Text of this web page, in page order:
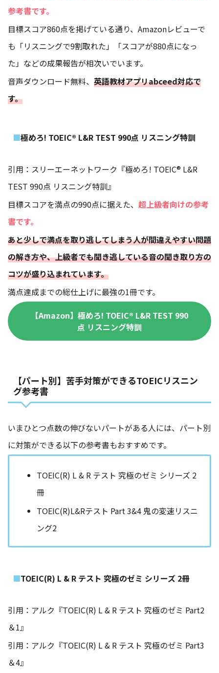
参考書です。
目標スコア860点を掲げている通り、Amazonレビューで
も「リスニングで9割取れた」「スコアが880点になっ
た」などの成果報告が相次いでいます。
音声ダウンロード無料、 英語教材アプリabceed対応で
す。
極めろ! TOEIC® L&R TEST 990点 リスニング特訓
引用：スリーエーネットワーク『極めろ! TOEIC® L&R
TEST 990点 リスニング特訓』
目標スコアを満点の990点に据えた、 超上級者向けの参考
書です。
あと少しで満点を取り逃してしまう人が間違えやすい問題
の解き方や、上級者でも聞き逃している音の聞き取り方の
コツが盛り込まれています。
満点達成までの総仕上げに最強の1冊です。
【Amazon】極めろ! TOEIC® L&R TEST 990
点 リスニング特訓
【パート別】苦手対策ができるTOEICリスニン
グ参考書
いまひとつ点数の伸びないパートがある人には、パート別
に対策ができる以下の参考書もおすすめです。
TOEIC(R) L & R テスト 究極のゼミ シリーズ 2
冊
TOEIC(R)L&Rテスト Part 3&4 鬼の変速リスニ
ング2
TOEIC(R) L & R テスト 究極のゼミ シリーズ 2冊
引用：アルク『TOEIC(R) L & R テスト 究極のゼミ Part2
＆1』
引用：アルク『TOEIC(R) L & R テスト 究極のゼミ Part3
＆4』